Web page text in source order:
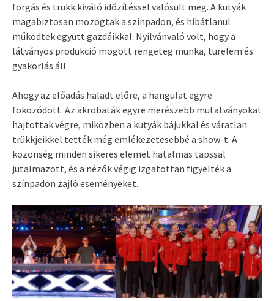
forgás és trükk kiváló időzítéssel valósult meg. A kutyák
magabiztosan mozogtak a színpadon, és hibátlanul
működtek együtt gazdáikkal. Nyilvánvaló volt, hogy a
látványos produkció mögött rengeteg munka, türelem és
gyakorlás áll.
Ahogy az előadás haladt előre, a hangulat egyre
fokozódott. Az akrobaták egyre merészebb mutatványokat
hajtottak végre, miközben a kutyák bájukkal és váratlan
trükkjeikkel tették még emlékezetesebbé a show-t. A
közönség minden sikeres elemet hatalmas tapssal
jutalmazott, és a nézők végig izgatottan figyelték a
színpadon zajló eseményeket.